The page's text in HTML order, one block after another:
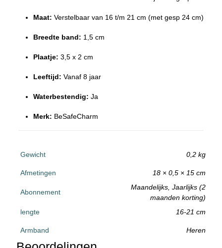
Maat: Verstelbaar van 16 t/m 21 cm (met gesp 24 cm)
Breedte band: 1,5 cm
Plaatje: 3,5 x 2 cm
Leeftijd: Vanaf 8 jaar
Waterbestendig: Ja
Merk: BeSafeCharm
Gewicht 0,2 kg
Afmetingen 18 × 0,5 × 15 cm
Abonnement
Maandelijks, Jaarlijks (2
maanden korting)
lengte
16-21 cm
Armband Heren